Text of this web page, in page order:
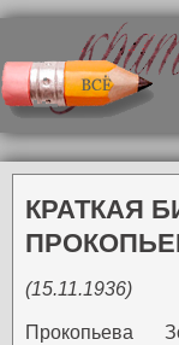
КРАТКАЯ
(15.11.1936)
Прокопьева